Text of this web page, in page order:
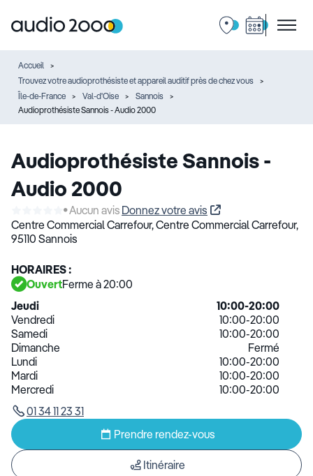
Accueil
Trouvez votre audioprothésiste et appareil auditif près de chez vous
Île-de-France
Val-d'Oise
Sannois
Audioprothésiste Sannois - Audio 2000
Audioprothésiste Sannois -
Audio 2000
Aucun avis Donnez votre avis
Centre Commercial Carrefour,Centre Commercial Carrefour,
95110 Sannois
HORAIRES :
OuvertFerme à 20:00
Jeudi
10:00-20:00
Vendredi
10:00-20:00
Samedi
10:00-20:00
Dimanche
Fermé
Lundi
10:00-20:00
Mardi
10:00-20:00
Mercredi
10:00-20:00
01 34 11 23 31
Prendre rendez-vous
Itinéraire